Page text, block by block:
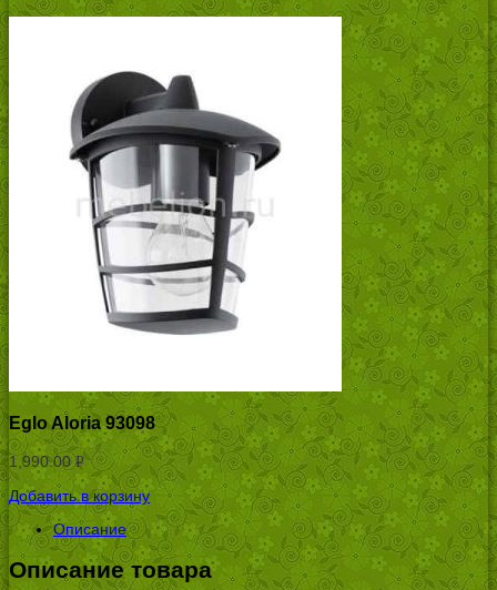
Eglo Aloria 93098
1,990.00Р
УБ.
Добавить в корзину
Описание
Описание товара